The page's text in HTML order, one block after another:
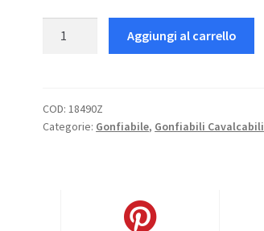
era:
€23,99.
è:
€12,90.
quantità
Aggiungi al carrello
COD:18490Z
Categorie: Gonfiabile, Gonfiabili Cavalcabili